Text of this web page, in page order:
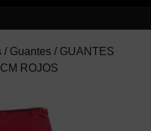
/ Guantes / GUANTES
ROJOS